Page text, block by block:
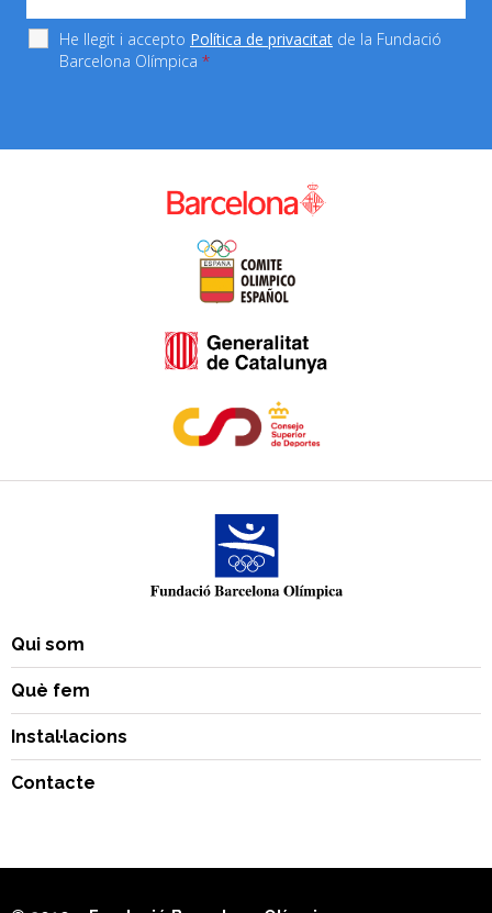
He llegit i accepto Política de privacitat de la Fundació
Barcelona Olímpica *
Qui som
Què fem
Instal·lacions
Contacte